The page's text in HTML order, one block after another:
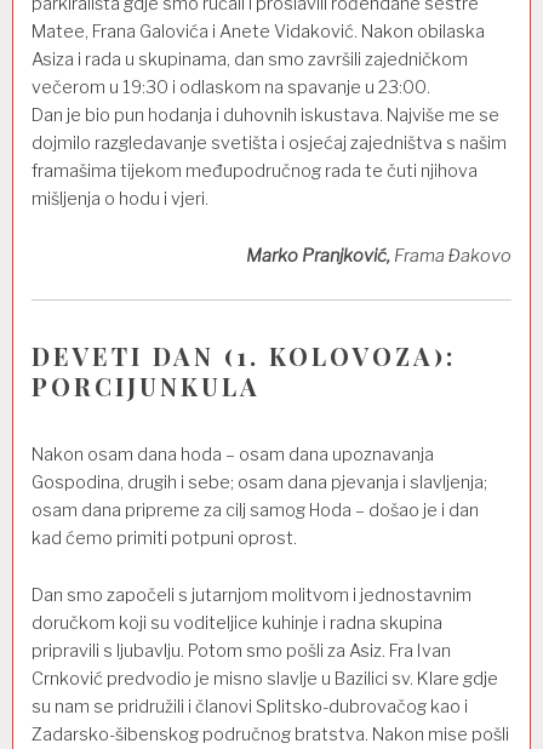
Matee, Frana Galovića i Anete Vidaković. Nakon obilaska
Asiza i rada u skupinama, dan smo završili zajedničkom
večerom u 19:30 i odlaskom na spavanje u 23:00.
Dan je bio pun hodanja i duhovnih iskustava. Najviše me se
dojmilo razgledavanje svetišta i osjećaj zajedništva s našim
framašima tijekom međupodručnog rada te čuti njihova
mišljenja o hodu i vjeri.
Marko Pranjković, Frama Đakovo
DEVETI DAN (1. KOLOVOZA):
PORCIJUNKULA
Nakon osam dana hoda – osam dana upoznavanja
Gospodina, drugih i sebe; osam dana pjevanja i slavljenja;
osam dana pripreme za cilj samog Hoda – došao je i dan
kad ćemo primiti potpuni oprost.
Dan smo započeli s jutarnjom molitvom i jednostavnim
doručkom koji su voditeljice kuhinje i radna skupina
pripravili s ljubavlju. Potom smo pošli za Asiz. Fra Ivan
Crnković predvodio je misno slavlje u Bazilici sv. Klare gdje
su nam se pridružili i članovi Splitsko-dubrovačog kao i
Zadarsko-šibenskog područnog bratstva. Nakon mise pošli